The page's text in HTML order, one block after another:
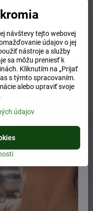
bylinkové tekuté
mydlo na ruky 300ml
14 €
Do košíka
návštevy tejto webovej
údajov o jej
nástroje a služby
sa môžu preniesť k
Kliknutím na „Prijať
s týmto spracovaním.
alebo upraviť svoje
údajov